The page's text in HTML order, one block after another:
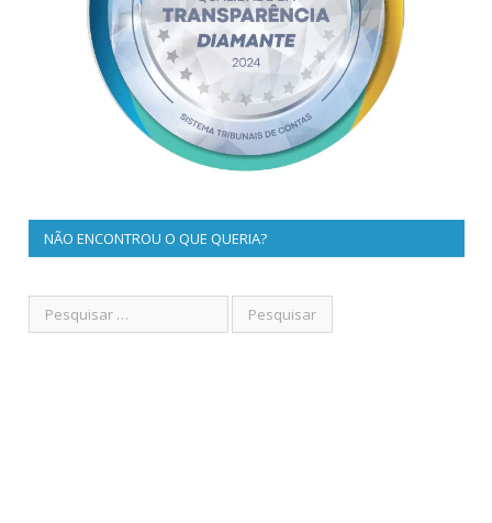
NÃO ENCONTROU O QUE QUERIA?